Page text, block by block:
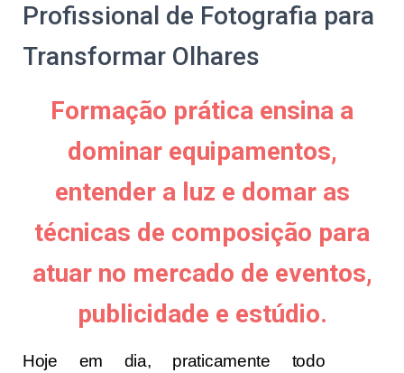
Profissional de Fotografia para
Transformar Olhares
Formação prática ensina a
dominar equipamentos,
entender a luz e domar as
técnicas de composição para
atuar no mercado de eventos,
publicidade e estúdio.
Hoje em dia, praticamente todo